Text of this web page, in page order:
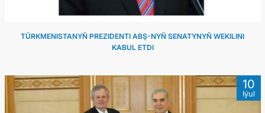
TÜRKMENISTANYŇ PREZIDENTI ABŞ-NYŇ SENATYNYŇ WEKILINI
KABUL ETDI
10
Iýul